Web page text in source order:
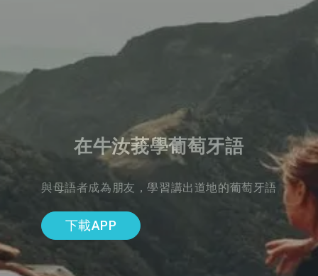
在牛汝莪學葡萄牙語
與母語者成為朋友，學習講出道地的葡萄牙語
下載APP